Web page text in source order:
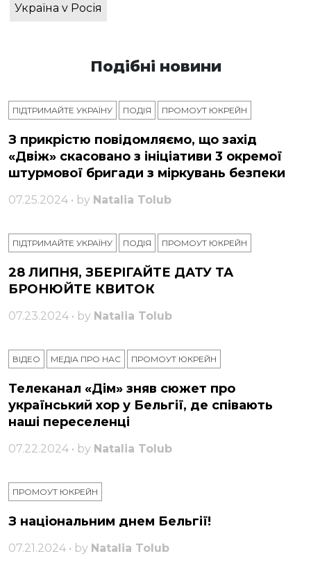
Україна v Росія
Подібні новини
ПІДТРИМАЙТЕ УКРАЇНУ ПОДІЯ ПРОМОУТ ЮКРЕЙН
З прикрістю повідомляємо, що захід
«Двіж» скасовано з ініціативи 3 окремої
штурмової бригади з міркувань безпеки
07.25.2024 • by Natalia Tolub
ПІДТРИМАЙТЕ УКРАЇНУ ПОДІЯ ПРОМОУТ ЮКРЕЙН
28 ЛИПНЯ, ЗБЕРІГАЙТЕ ДАТУ ТА
БРОНЮЙТЕ КВИТОК
07.23.2024 • by Natalia Tolub
ВІДЕО МЕДІА ПРО НАС ПРОМОУТ ЮКРЕЙН
Телеканал «Дім» зняв сюжет про
український хор у Бельгії, де співають
наші переселенці
07.22.2024 • by Natalia Tolub
ПРОМОУТ ЮКРЕЙН
З національним днем ​​Бельгії!
07.21.2024 • by Natalia Tolub